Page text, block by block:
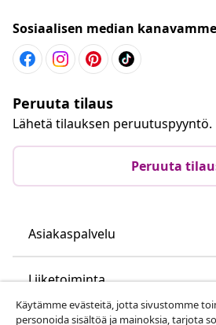
Sosiaalisen median kanavamme
Peruuta tilaus
Lähetä tilauksen peruutuspyyntö.
Peruuta
Asiakaspalvelu
Liiketoiminta
Käytämme evästeitä, jotta sivustomme
personoida sisältöä ja mainoksia, tarjota